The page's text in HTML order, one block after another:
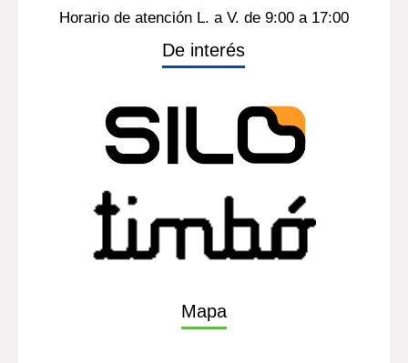
Horario de atención L. a V. de 9:00 a 17:00
De interés
Mapa